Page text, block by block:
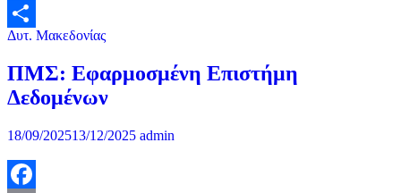
Μοιραστείτε
Δυτ. Μακεδονίας
ΠΜΣ: Εφαρμοσμένη Επιστήμη
Δεδομένων
18/09/202513/12/2025 admin